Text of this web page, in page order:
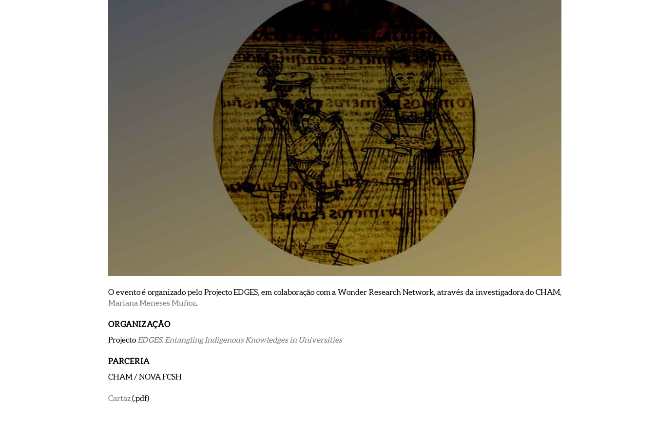
O evento é organizado pelo Projecto EDGES, em colaboração com a Wonder Research Network, através da investigadora do CHAM,
Mariana Meneses Muñoz.
ORGANIZAÇÃO
Projecto EDGES. Entangling Indigenous Knowledges in Universities
PARCERIA
CHAM / NOVA FCSH
Cartaz(.pdf)